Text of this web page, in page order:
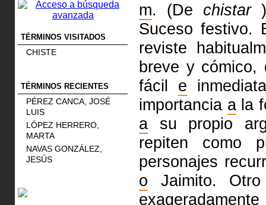
TÉRMINOS VISITADOS
CHISTE
TÉRMINOS RECIENTES
PÉREZ CANCA, JOSÉ
LUIS
LÓPEZ HERRERO,
MARTA
NAVAS GONZÁLEZ,
JESÚS
m. (De chistar
Suceso festivo.
reviste
breve y
fácil e
importancia ala
a su propio
repiten como
personajes
o Jaimito.
exageradamente